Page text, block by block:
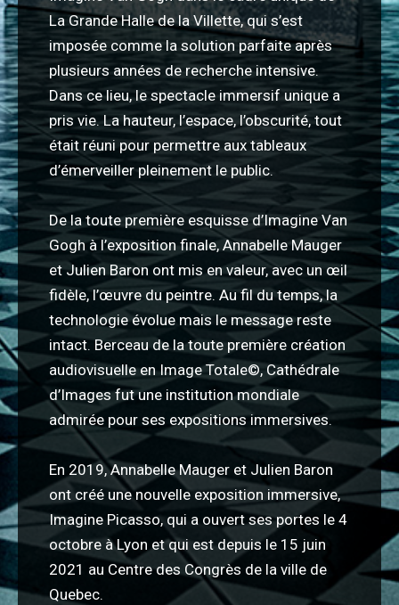
La Grande Halle de la Villette, qui s’est
imposée comme la solution parfaite après
plusieurs années de recherche intensive.
Dans ce lieu, le spectacle immersif unique a
pris vie. La hauteur, l’espace, l’obscurité, tout
était réuni pour permettre aux tableaux
d’émerveiller pleinement le public.
De la toute première esquisse d’Imagine Van
Gogh à l’exposition finale, Annabelle Mauger
et Julien Baron ont mis en valeur, avec un œil
fidèle, l’œuvre du peintre. Au fil du temps, la
technologie évolue mais le message reste
intact. Berceau de la toute première création
audiovisuelle en Image Totale©, Cathédrale
d’Images fut une institution mondiale
admirée pour ses expositions immersives.
En 2019, Annabelle Mauger et Julien Baron
ont créé une nouvelle exposition immersive,
Imagine Picasso, qui a ouvert ses portes le 4
octobre à Lyon et qui est depuis le 15 juin
2021 au Centre des Congrès de la ville de
Quebec.